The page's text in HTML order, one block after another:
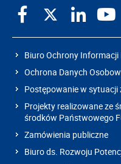
Biuro Ochrony
Ochrona Danych
Postępowanie w sytuacji
Projekty realizowane ze
środków Państwowego
Zamówienia publiczne
Biuro ds. Rozwoju